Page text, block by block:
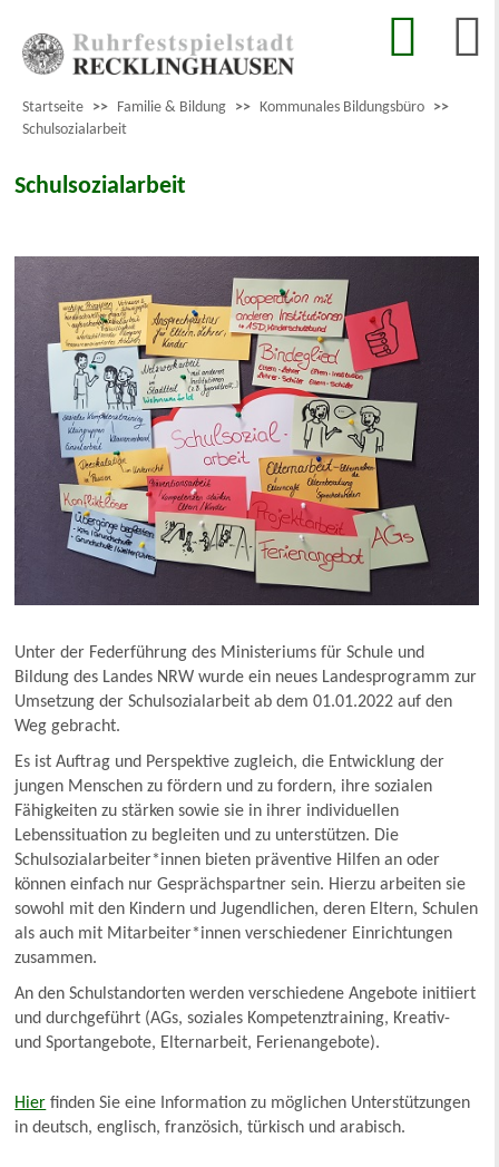
Startseite >> Familie & Bildung >> Kommunales Bildungsbüro >>
Schulsozialarbeit
Schulsozialarbeit
Unter der Federführung des Ministeriums für Schule und
Bildung des Landes NRW wurde ein neues Landesprogramm zur
Umsetzung der Schulsozialarbeit ab dem 01.01.2022 auf den
Weg gebracht.
Es ist Auftrag und Perspektive zugleich, die Entwicklung der
jungen Menschen zu fördern und zu fordern, ihre sozialen
Fähigkeiten zu stärken sowie sie in ihrer individuellen
Lebenssituation zu begleiten und zu unterstützen. Die
Schulsozialarbeiter*innen bieten präventive Hilfen an oder
können einfach nur Gesprächspartner sein. Hierzu arbeiten sie
sowohl mit den Kindern und Jugendlichen, deren Eltern, Schulen
als auch mit Mitarbeiter*innen verschiedener Einrichtungen
zusammen.
An den Schulstandorten werden verschiedene Angebote initiiert
und durchgeführt (AGs, soziales Kompetenztraining, Kreativ-
und Sportangebote, Elternarbeit, Ferienangebote).
Hier finden Sie eine Information zu möglichen Unterstützungen
in deutsch, englisch, französich, türkisch und arabisch.